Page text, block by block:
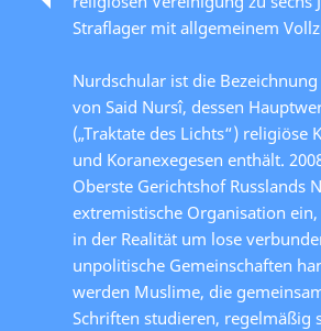
Straflager mit allgemeinem
Nurdschular ist die
von Said Nursî, dessen
(„Traktate des Lichts“) religiöse
und Koranexegesen enthält.
Oberste Gerichtshof Russlands
extremistische Organisation
in der Realität um lose
unpolitische Gemeinschaften
werden Muslime, die
Schriften studieren, regelmäßig